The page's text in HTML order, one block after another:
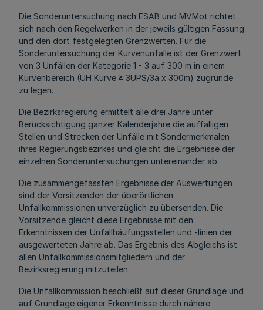
Die Sonderuntersuchung nach ESAB und MVMot richtet
sich nach den Regelwerken in der jeweils gültigen Fassung
und den dort festgelegten Grenzwerten. Für die
Sonderuntersuchung der Kurvenunfälle ist der Grenzwert
von 3 Unfällen der Kategorie 1 - 3 auf 300 m in einem
Kurvenbereich (UH Kurve ≥ 3UPS/3a x 300m) zugrunde
zu legen.
Die Bezirksregierung ermittelt alle drei Jahre unter
Berücksichtigung ganzer Kalenderjahre die auffälligen
Stellen und Strecken der Unfälle mit Sondermerkmalen
ihres Regierungsbezirkes und gleicht die Ergebnisse der
einzelnen Sonderuntersuchungen untereinander ab.
Die zusammengefassten Ergebnisse der Auswertungen
sind der Vorsitzenden der überörtlichen
Unfallkommissionen unverzüglich zu übersenden. Die
Vorsitzende gleicht diese Ergebnisse mit den
Erkenntnissen der Unfallhäufungsstellen und -linien der
ausgewerteten Jahre ab. Das Ergebnis des Abgleichs ist
allen Unfallkommissionsmitgliedern und der
Bezirksregierung mitzuteilen.
Die Unfallkommission beschließt auf dieser Grundlage und
auf Grundlage eigener Erkenntnisse durch nähere